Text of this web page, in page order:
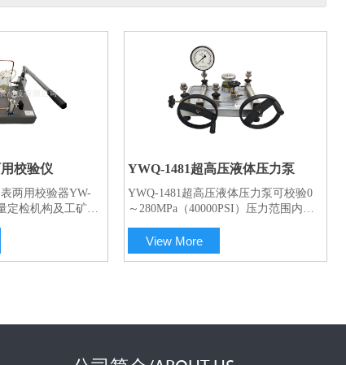
校验仪
两用校验器YW-
定检机构及工矿企
验器采用手压杆杠
压力,设置二级油
YWQ-1481超高压液体压力泵
YWQ-1481超高压液体压力泵可校验0
～280MPa（40000PSI）压力范围内压
View More